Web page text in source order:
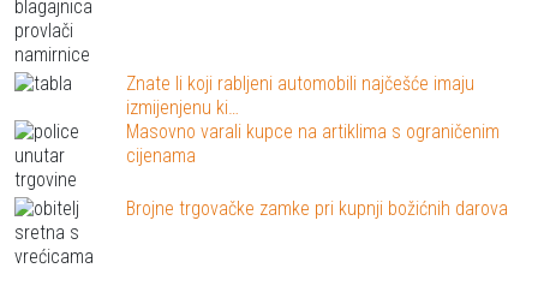
Znate li koji rabljeni automobili najčešće imaju
izmijenjenu ki…
Masovno varali kupce na artiklima s ograničenim
cijenama
Brojne trgovačke zamke pri kupnji božićnih darova